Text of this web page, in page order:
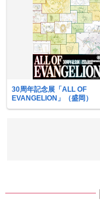
30周年記念展「ALL OF
EVANGELION」（盛岡）